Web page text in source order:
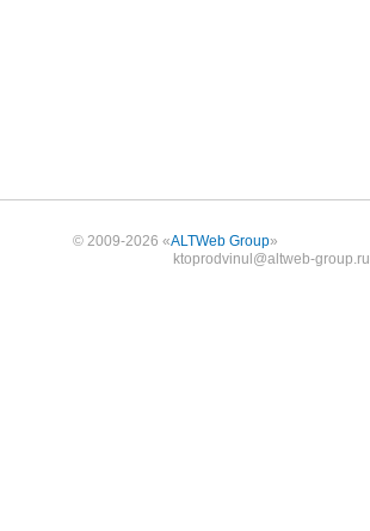
© 2009-2026 «ALTWeb Group»
ktoprodvinul@altweb-group.ru